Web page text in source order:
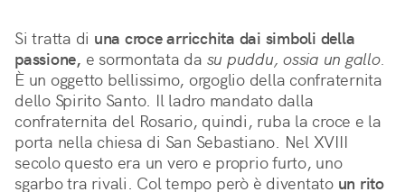
Si tratta di una croce arricchita dai simboli della
passione, e sormontata da su puddu, ossia un gallo.
È un oggetto bellissimo, orgoglio della confraternita
dello Spirito Santo. Il ladro mandato dalla
confraternita del Rosario, quindi, ruba la croce e la
porta nella chiesa di San Sebastiano. Nel XVIII
secolo questo era un vero e proprio furto, uno
sgarbo tra rivali. Col tempo però è diventato un rito